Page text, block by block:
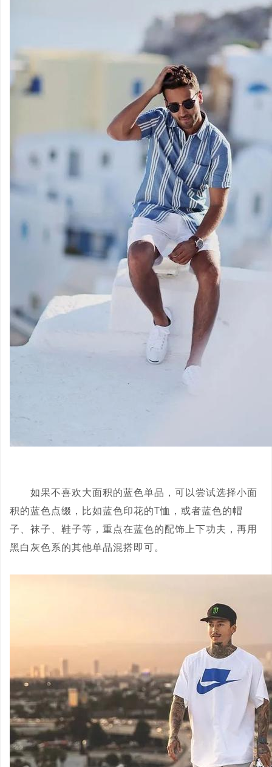
如果不喜欢大面积的蓝色单品，可以尝试选择小面
积的蓝色点缀，比如蓝色印花的T恤，或者蓝色的帽
子、袜子、鞋子等，重点在蓝色的配饰上下功夫，再用
黑白灰色系的其他单品混搭即可。